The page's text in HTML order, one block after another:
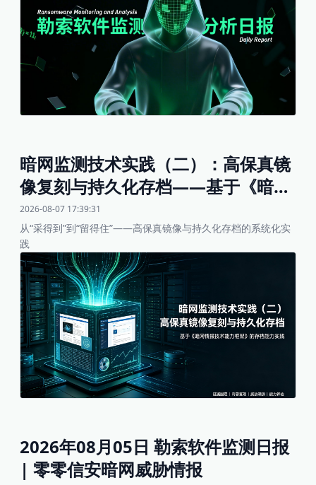
马尼亚、德国、巴西、韩国、法国与英国。整体影响程度中高：
银行、紧急服务、市政政府与制药研发等高价值目标受害，可能
引发金融服务中断、公共安全风险与知识产权外泄。建议企业重
点关注Orova、Qilin、Ransomhouse高危IOC，加强金融、医
疗、制造与政府机构的访问控制、备份与供应链监控。
暗网监测技术实践（二）：高保真镜
像复刻与持久化存档——基于《暗网
情报技术能力框架》的存档能力实践
【分析师专稿】
2026-08-07 17:39:31
从“采得到”到“留得住”——高保真镜像与持久化存档的系统化实
践
2026年08月05日 勒索软件监测日报
| 零零信安暗网威胁情报